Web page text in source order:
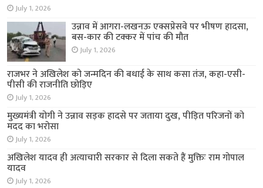
July 1, 2026
उन्नाव में आगरा-लखनऊ एक्सप्रेसवे पर भीषण हादसा,
बस-कार की टक्कर में पांच की मौत
July 1, 2026
राजभर ने अखिलेश को जन्मदिन की बधाई के साथ कसा तंज, कहा-एसी-
पीसी की राजनीति छोड़िए
July 1, 2026
मुख्यमंत्री योगी ने उन्नाव सड़क हादसे पर जताया दुख, पीड़ित परिजनों को
मदद का भरोसा
July 1, 2026
अखिलेश यादव ही अत्याचारी सरकार से दिला सकते हैं मुक्तिः राम गोपाल
यादव
July 1, 2026